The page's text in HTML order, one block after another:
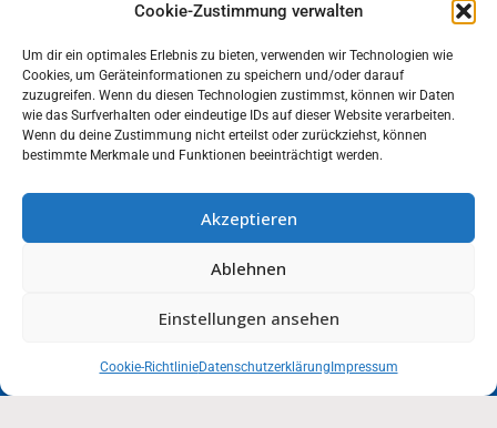
Cookie-Zustimmung verwalten
Um dir ein optimales Erlebnis zu bieten, verwenden wir Technologien wie
Cookies, um Geräteinformationen zu speichern und/oder darauf
zuzugreifen. Wenn du diesen Technologien zustimmst, können wir Daten
wie das Surfverhalten oder eindeutige IDs auf dieser Website verarbeiten.
Wenn du deine Zustimmung nicht erteilst oder zurückziehst, können
bestimmte Merkmale und Funktionen beeinträchtigt werden.
Akzeptieren
Ablehnen
Einstellungen ansehen
Cookie-RichtlinieDatenschutzerklärung Impressum
Anmelden
Barrierefreiheit
Stadt Wolmirstedt | 2026
Nachrichten